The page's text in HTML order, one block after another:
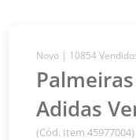
Novo | 10854
Adidas
(Cód. Item 45977004)